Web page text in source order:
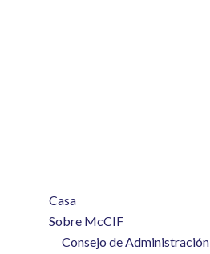
Casa
Sobre McCIF
Consejo de Administración